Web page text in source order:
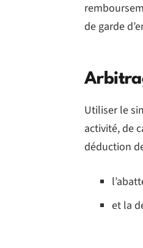
de garde
Utiliser le
activité, de
déduction
et la